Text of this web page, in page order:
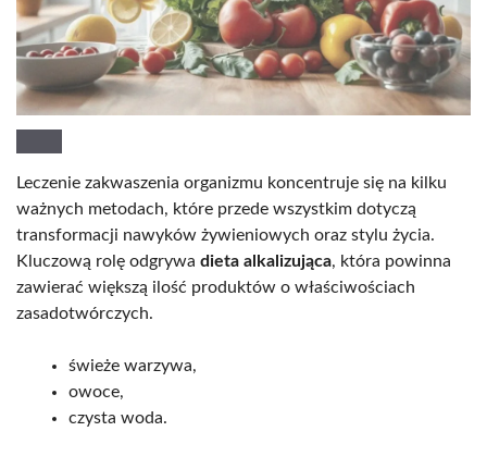
Leczenie zakwaszenia organizmu koncentruje się na kilku
ważnych metodach, które przede wszystkim dotyczą
transformacji nawyków żywieniowych oraz stylu życia.
Kluczową rolę odgrywa dieta alkalizująca, która powinna
zawierać większą ilość produktów o właściwościach
zasadotwórczych.
świeże warzywa,
owoce,
czysta woda.